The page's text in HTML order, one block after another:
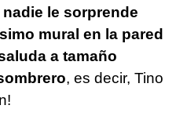
nadie le sorprende
mural en la pared
a tamaño
, es decir, Tino